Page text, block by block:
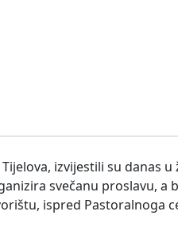
izvijestili su danas
svečanu proslavu, a
ispred Pastoralnoga